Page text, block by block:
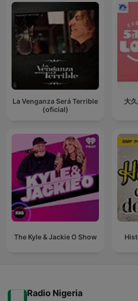
La Venganza Será Terrible
(oficial)
大
The Kyle & Jackie O Show
Radio Nigeria